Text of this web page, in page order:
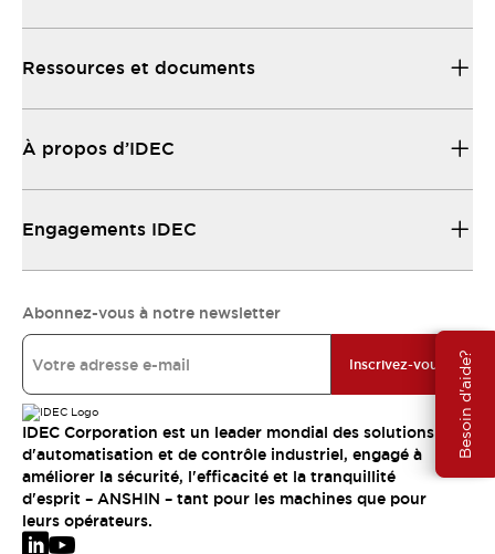
Besoin d'aide?
Ressources et documents
À propos d’IDEC
Engagements IDEC
Abonnez-vous à notre newsletter
Inscrivez-vous
IDEC Corporation est un leader mondial des solutions
d'automatisation et de contrôle industriel, engagé à
améliorer la sécurité, l'efficacité et la tranquillité
d'esprit – ANSHIN – tant pour les machines que pour
leurs opérateurs.